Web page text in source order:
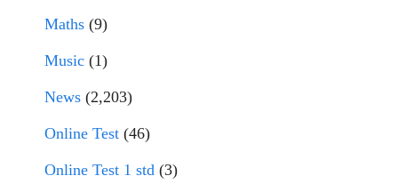
Maths (9)
Music (1)
News (2,203)
Online Test (46)
Online Test 1 std (3)